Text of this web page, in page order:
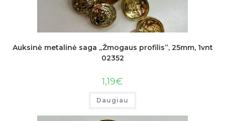
Auksinė metalinė saga „Žmogaus profilis”, 25mm, 1vnt
02352
1,19€
Daugiau